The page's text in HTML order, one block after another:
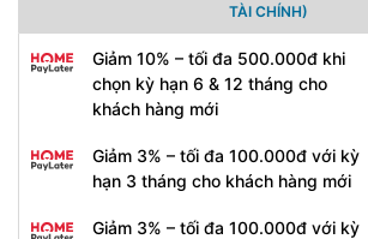
TÀI CHÍNH)
Giảm 10% – tối đa 500.000đ khi
chọn kỳ hạn 6 & 12 tháng cho
khách hàng mới
Giảm 3% – tối đa 100.000đ với kỳ
hạn 3 tháng cho khách hàng mới
Giảm 3% – tối đa 100.000đ với kỳ